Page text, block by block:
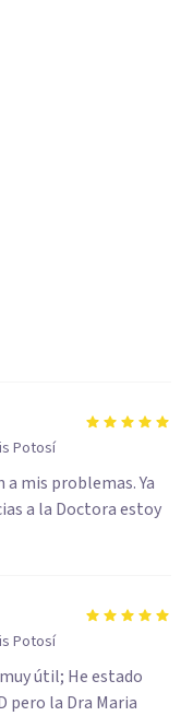
Potosí
mis problemas. Ya
a la Doctora estoy
Potosí
útil; He estado
pero la Dra Maria